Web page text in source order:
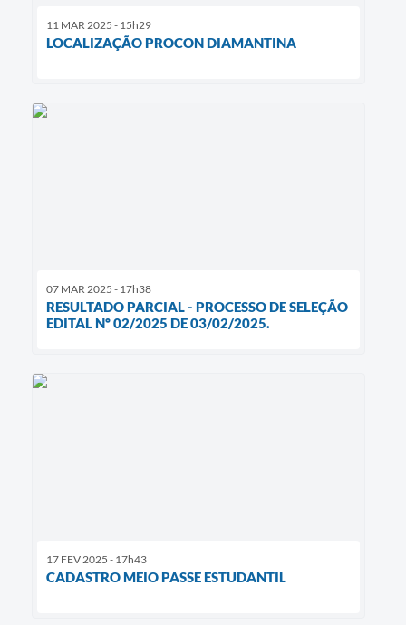
11 MAR 2025 - 15h29
LOCALIZAÇÃO PROCON DIAMANTINA
07 MAR 2025 - 17h38
RESULTADO PARCIAL - PROCESSO DE SELEÇÃO
EDITAL Nº 02/2025 DE 03/02/2025.
17 FEV 2025 - 17h43
CADASTRO MEIO PASSE ESTUDANTIL